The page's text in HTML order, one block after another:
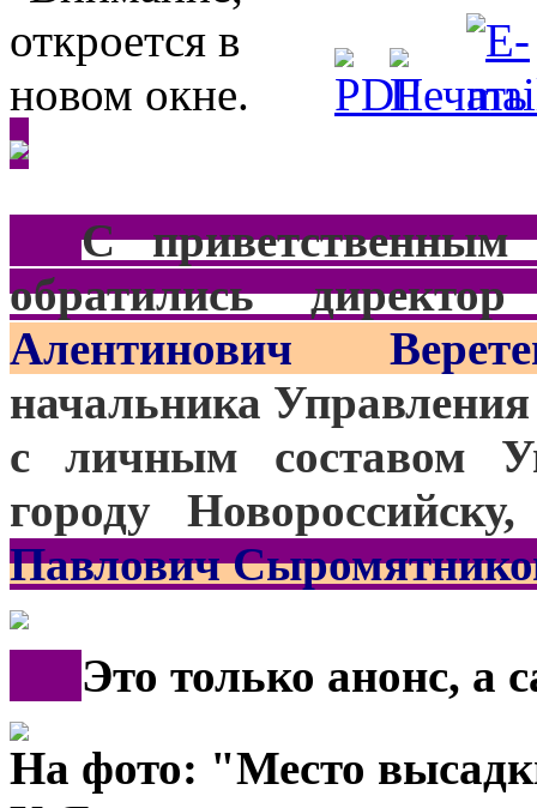
С
обратились директор
Алентинович
начальника
с личным составом
городу
Павлович
Это только анонс, а
На фото: "Место